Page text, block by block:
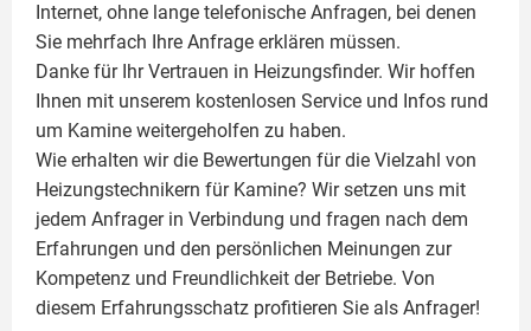
Internet, ohne lange telefonische Anfragen, bei denen
Sie mehrfach Ihre Anfrage erklären müssen.
Danke für Ihr Vertrauen in Heizungsfinder. Wir hoffen
Ihnen mit unserem kostenlosen Service und Infos rund
um Kamine weitergeholfen zu haben.
Wie erhalten wir die Bewertungen für die Vielzahl von
Heizungstechnikern für Kamine? Wir setzen uns mit
jedem Anfrager in Verbindung und fragen nach dem
Erfahrungen und den persönlichen Meinungen zur
Kompetenz und Freundlichkeit der Betriebe. Von
diesem Erfahrungsschatz profitieren Sie als Anfrager!